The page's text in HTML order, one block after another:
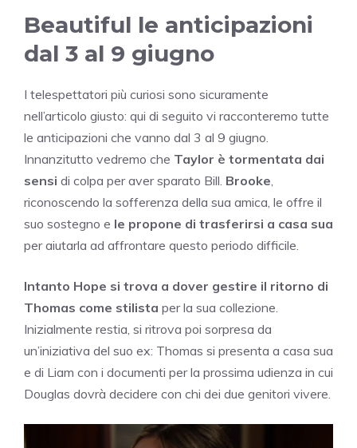
Beautiful le anticipazioni
dal 3 al 9 giugno
I telespettatori più curiosi sono sicuramente
nell’articolo giusto: qui di seguito vi racconteremo tutte
le anticipazioni che vanno dal 3 al 9 giugno.
Innanzitutto vedremo che Taylor è tormentata dai
sensi di colpa per aver sparato Bill. Brooke
riconoscendo la sofferenza della sua amica, le offre il
suo sostegno e le propone di trasferirsi a casa sua
per aiutarla ad affrontare questo periodo difficile.
Intanto Hope si trova a dover gestire il ritorno di
Thomas come stilista per la sua collezione.
Inizialmente restia, si ritrova poi sorpresa da
un’iniziativa del suo ex: Thomas si presenta a casa sua
e di Liam con i documenti per la prossima udienza in cui
Douglas dovrà decidere con chi dei due genitori vivere.